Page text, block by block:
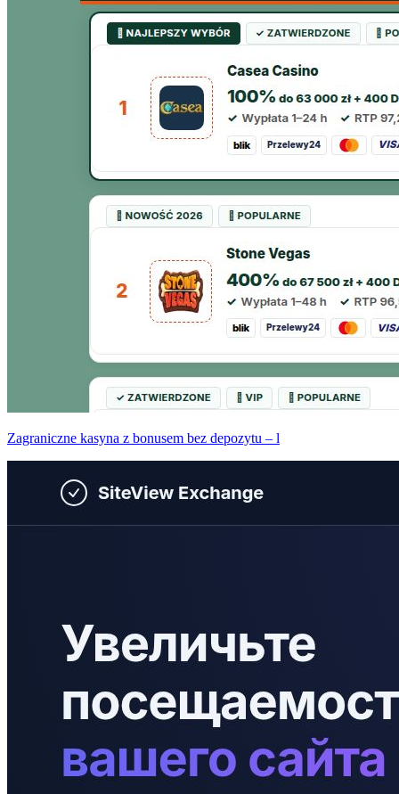
Zagraniczne kasyna z bonusem bez depozytu – l